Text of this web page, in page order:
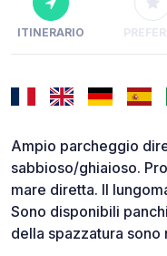
ITINERARIO
Ampio parcheggio
sabbioso/ghiaioso.
mare diretta. Il
Sono disponibili
della spazzatura sono